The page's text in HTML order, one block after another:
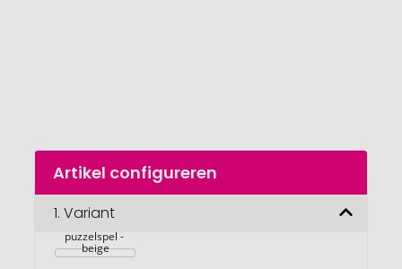
Naar
begin
afbeeldingengalerij
Artikel configureren
1. Variant
puzzelspel -
beige